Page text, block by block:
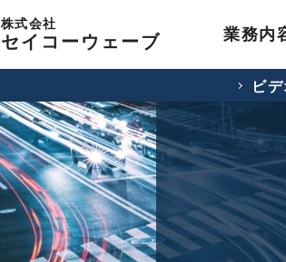
株式会社
セイコーウェーブ 業務内
ビデ